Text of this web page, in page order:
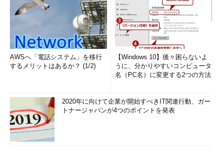
AWSへ「電話システム」を移行
するメリットはあるか？ (1/2)
【Windows 10】後々困らないよ
うに、分かりやすいコンピュータ
名（PC名）に変更する2つの方法
2020年に向けて企業が開始すべきIT関連行動、ガー
トナージャパンが4つのポイントを発表